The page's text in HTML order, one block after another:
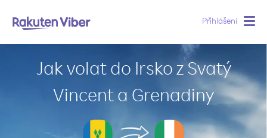
Přihlášení
Jak volat do Irsko z Svatý
Vincent a Grenadiny